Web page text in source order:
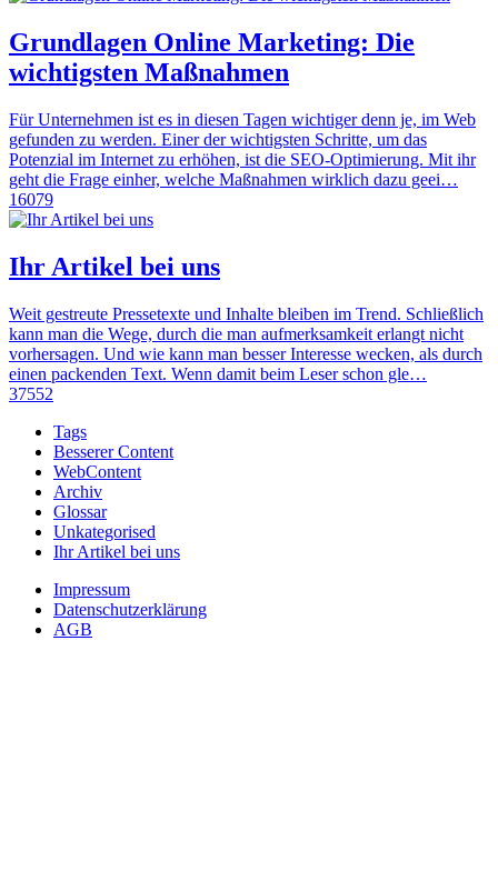
Grundlagen Online Marketing: Die
wichtigsten Maßnahmen
Für Unternehmen ist es in diesen Tagen wichtiger denn je, im Web
gefunden zu werden. Einer der wichtigsten Schritte, um das
Potenzial im Internet zu erhöhen, ist die SEO-Optimierung. Mit ihr
geht die Frage einher, welche Maßnahmen wirklich dazu geei…
16079
Ihr Artikel bei uns
Weit gestreute Pressetexte und Inhalte bleiben im Trend. Schließlich
kann man die Wege, durch die man aufmerksamkeit erlangt nicht
vorhersagen. Und wie kann man besser Interesse wecken, als durch
einen packenden Text. Wenn damit beim Leser schon gle…
37552
Tags
Besserer Content
WebContent
Archiv
Glossar
Unkategorised
Ihr Artikel bei uns
Impressum
Datenschutzerklärung
AGB